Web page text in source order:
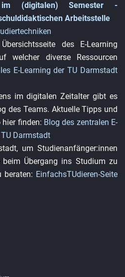
im (digitalen) Semester -
Arbeitsstelle
des E-Learning
welcher diverse Ressourcen
E-Learning der TU Darmstadt
im digitalen Zeitalter gibt es
des Teams. Aktuelle Tipps und
finden: Blog des zentralen E-
Darmstadt
um Studienanfänger:innen
Übergang ins Studium zu
beraten: EinfachsTUdieren-Seite